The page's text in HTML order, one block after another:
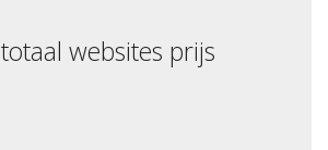
totaal websites prijs